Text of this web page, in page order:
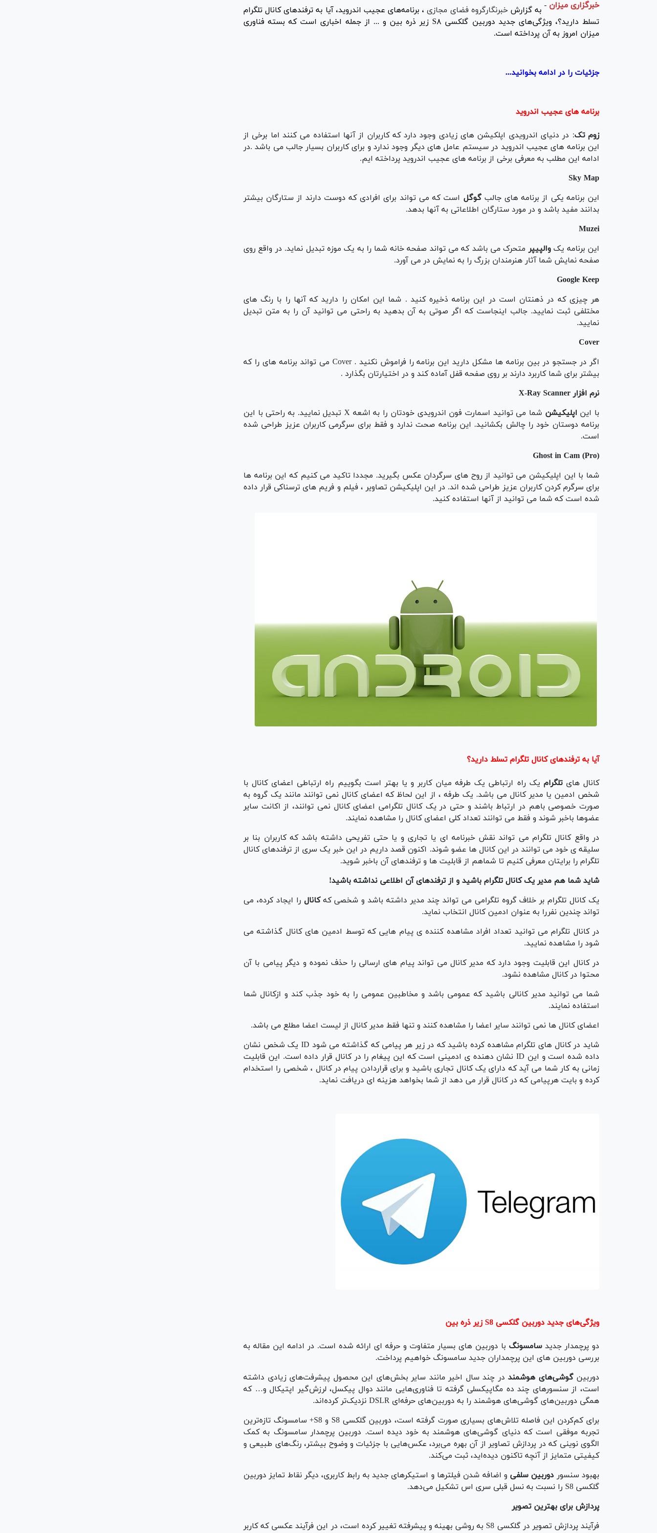
خبرگزاری میزان - به گزارشخبرنگارگروه فضای مجازی، برنامه‌های عجیب اندروید، آیا به ترفند‌های کانال تلگرام
تسلط دارید؟، ویژگی‌های جدید دوربین گلکسی S۸ زیر ذره بین و ... از جمله اخباری است که بسته فناوری
میزان امروز به آن پرداخته است.
جزئیات را در ادامه بخوانید...
برنامه های عجیب اندروید
زوم تک: در دنیای اندرویدی اپلکیشن های زیادی وجود دارد که کاربران از آنها استفاده می کنند اما برخی از
این برنامه های عجیب اندروید در سیستم عامل های دیگر وجود ندارد و برای کاربران بسیار جالب می باشد .در
ادامه این مطلب به معرفی برخی از برنامه های عجیب اندروید پرداخته ایم.
Sky Map
این برنامه یکی از برنامه های جالبگوگل است که می تواند برای افرادی که دوست دارند از ستارگان بیشتر
بدانند مفید باشد و در مورد ستارگان اطلاعاتی به آنها بدهد.
Muzei
این برنامه یکوالپیپر متحرک می باشد که می تواند صفحه خانه شما را به یک موزه تبدیل نماید. در واقع روی
صفحه نمایش شما آثار هنرمندان بزرگ را به نمایش در می آورد.
Google Keep
هر چیزی که در ذهنتان است در این برنامه ذخیره کنید . شما این امکان را دارید که آنها را با رنگ های
مختلفی ثبت نمایید. جالب اینجاست که اگر صوتی به آن بدهید به راحتی می توانید آن را به متن تبدیل
نمایید.
Cover
اگر در جستجو در بین برنامه ها مشکل دارید این برنامه را فراموش نکنید . Cover می تواند برنامه های را که
بیشتر برای شما کاربرد دارند بر روی صفحه قفل آماده کند و در اختیارتان بگذارد .
نرم افزار X-Ray Scanner
با این اپلیکیشن
شما می توانید اسمارت فون اندرویدی خودتان را به اشعه X تبدیل نمایید. به راحتی با این
برنامه دوستان خود را چالش بکشانید. این برنامه صحت ندارد و فقط برای سرگرمی کاربران عزیز طراحی شده
است.
(Ghost in Cam (Pro
شما با این اپلیکیشن می توانید از روح های سرگردان عکس بگیرید. مجددا تاکید می کنیم که این برنامه ها
برای سرگرم کردن کاربران عزیز طراحی شده اند. در این اپلیکیشن تصاویر ، فیلم و فریم های ترسناکی قرار داده
شده است که شما می توانید از آنها استفاده کنید.
آیا به ترفندهای کانال تلگرام تسلط دارید؟
کانال هایتلگرام یک راه ارتباطی یک طرفه میان کاربر و یا بهتر است بگوییم راه ارتباطی اعضای کانال با
شخص ادمین یا مدیر کانال می باشد. یک طرفه ، از این لحاظ که اعضای کانال نمی توانند مانند یک گروه به
صورت خصوصی باهم در ارتباط باشند و حتی در یک کانال تلگرامی اعضای کانال نمی توانند، از اکانت سایر
عضوها باخبر شوند و فقط می توانند تعداد کلی اعضای کانال را مشاهده نمایند.
در واقع کانال تلگرام می تواند نقش خبرنامه ای یا تجاری و یا حتی تفریحی داشته باشد که کاربران بنا بر
سلیقه ی خود می توانند در این کانال ها عضو شوند. اکنون قصد داریم در این خبر یک سری از ترفندهای کانال
تلگرام را برایتان معرفی کنیم تا شماهم از قابلیت ها و ترفندهای آن باخبر شوید.
شاید شما هم مدیر یک کانال تلگرام باشید و از ترفندهای آن اطلاعی نداشته باشید!
یک کانال تلگرام بر خلاف گروه تلگرامی می تواند چند مدیر داشته باشد و شخصی کهکانال را ایجاد کرده، می
تواند چندین نفررا به عنوان ادمین کانال انتخاب نماید.
در کانال تلگرام می توانید تعداد افراد مشاهده کننده ی پیام هایی که توسط ادمین های کانال گذاشته می
شود را مشاهده نمایید.
در کانال این قابلیت وجود دارد که مدیر کانال می تواند پیام های ارسالی را حذف نموده و دیگر پیامی با آن
محتوا در کانال مشاهده نشود.
شما می توانید مدیر کانالی باشید که عمومی باشد و مخاطبین عمومی را به خود جذب کند و ازکانال شما
استفاده نمایند.
اعضای کانال ها نمی توانند سایر اعضا را مشاهده کنند و تنها فقط مدیر کانال از لیست اعضا مطلع می باشد.
شاید در کانال های تلگرام مشاهده کرده باشید که در زیر هر پیامی که گذاشته می شود ID یک شخص نشان
داده شده است و این ID نشان دهنده ی ادمینی است که این پیغام را در کانال قرار داده است. این قابلیت
زمانی به کار شما می آید که دارای یک کانال تجاری باشید و برای قراردادن پیام در کانال ، شخصی را استخدام
کرده و بایت هرپیامی که در کانال قرار می دهد از شما بخواهد هزینه ای دریافت نماید.
ویژگی‌های جدید دوربین‌ گلکسی ‌S8 زیر ذره بین
دو پرچمدار جدید سامسونگ با دوربین های بسیار متفاوت و حرفه ای ارائه شده است. در ادامه این مقاله به
بررسی دوربین های این پرچمداران جدید سامسونگ خواهیم پرداخت.
دوربین گوشی‌های هوشمند در چند سال اخیر مانند سایر بخش‌های این محصول پیشرفت‌های زیادی داشته
است، از سنسورهای چند ده مگاپیکسلی گرفته تا فناوری‌هایی مانند دوال پیکسل، لرزش‌گیر اپتیکال و… که
همگی دوربین‌های گوشی‌های هوشمند را به دوربین‌های حرفه‌ای DSLR نزدیک‌تر کرده‌اند.
برای کم‌کردن این فاصله تلاش‌های بسیاری صورت گرفته است، دوربین گلکسی S8 و S8+ سامسونگ تازه‌ترین
تجربه موفقی است که دنیای گوشی‌های هوشمند به خود دیده است. دوربین پرچمدار سامسونگ به کمک
الگوی نوینی که در پردازش تصاویر از آن بهره می‌برد، عکس‌هایی با جزئیات و وضوح بیشتر، رنگ‌های طبیعی و
کیفیتی متمایز از آنچه تاکنون دیده‌اید، ثبت می‌کند.
بهبود سنسور دوربین سلفی و اضافه شدن فیلترها و استیکرهای جدید به رابط کاربری، دیگر نقاط تمایز دوربین
گلکسی S8 را نسبت به نسل قبلی سری اس تشکیل می‌دهد.
پردازش برای بهترین تصویر
فرآیند پردازش تصویر در گلکسی S8 به روشی بهینه و پیشرفته تغییر کرده است، در این فرآیند عکسی که کاربر